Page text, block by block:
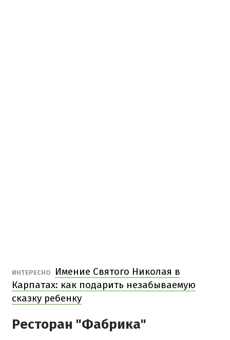
ИНТЕРЕСНО
Имение Святого Николая в
Карпатах: как подарить незабываемую
сказку ребенку
Ресторан "Фабрика"